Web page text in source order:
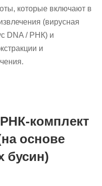
которые включают в
(вирусная
DNA / РНК) и
и
комплект
основе
бусин)